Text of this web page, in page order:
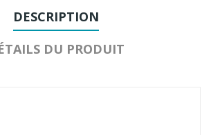
DESCRIPTION
DU PRODUIT